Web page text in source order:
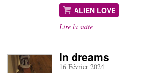
ALIEN LOVE
Lire la suite
In dreams
16 Février 2024